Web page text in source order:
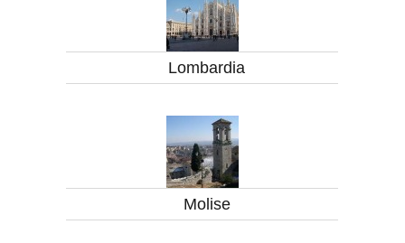
Lombardia
Molise